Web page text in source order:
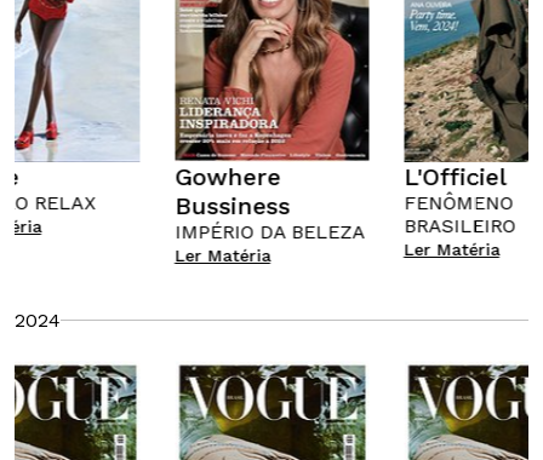
RELAX
Gowhere
Bussiness
IMPÉRIO DA BELEZA
Ler Matéria
L'Officiel
FENÔMENO
BRASILEIRO
Ler Matéria
2024